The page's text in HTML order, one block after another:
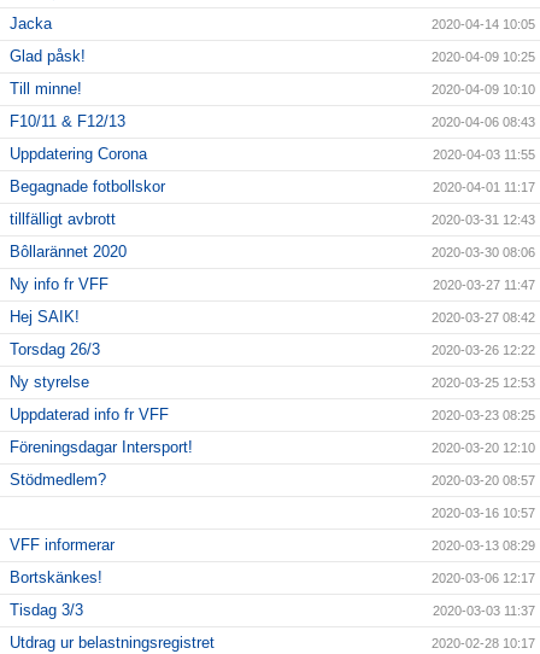
Jacka 2020-04-14 10:05
Glad påsk! 2020-04-09 10:25
Till minne! 2020-04-09 10:10
F10/11 & F12/13 2020-04-06 08:43
Uppdatering Corona 2020-04-03 11:55
Begagnade fotbollskor 2020-04-01 11:17
tillfälligt avbrott 2020-03-31 12:43
Bôllarännet 2020 2020-03-30 08:06
Ny info fr VFF 2020-03-27 11:47
Hej SAIK! 2020-03-27 08:42
Torsdag 26/3 2020-03-26 12:22
Ny styrelse 2020-03-25 12:53
Uppdaterad info fr VFF 2020-03-23 08:25
Föreningsdagar Intersport! 2020-03-20 12:10
Stödmedlem? 2020-03-20 08:57
2020-03-16 10:57
VFF informerar 2020-03-13 08:29
Bortskänkes! 2020-03-06 12:17
Tisdag 3/3 2020-03-03 11:37
Utdrag ur belastningsregistret 2020-02-28 10:17